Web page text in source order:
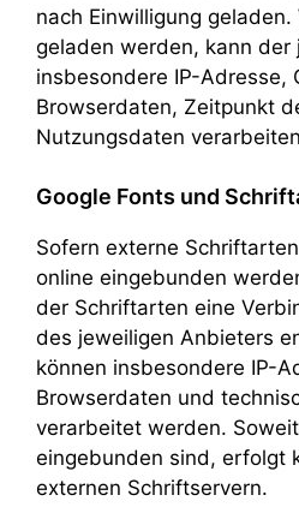
nach Einwilligung
geladen werden, kann der
insbesondere IP-Adresse,
Browserdaten, Zeitpunkt
Nutzungsdaten
Google Fonts und
Sofern externe
online eingebunden
der Schriftarten eine
des jeweiligen Anbieters
können insbesondere IP-
Browserdaten und
verarbeitet werden.
eingebunden sind, erfolgt
externen Schriftservern.